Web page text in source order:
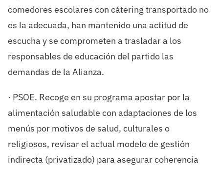
comedores escolares con cátering transportado no
es la adecuada, han mantenido una actitud de
escucha y se comprometen a trasladar a los
responsables de educación del partido las
demandas de la Alianza.
· PSOE. Recoge en su programa apostar por la
alimentación saludable con adaptaciones de los
menús por motivos de salud, culturales o
religiosos, revisar el actual modelo de gestión
indirecta (privatizado) para asegurar coherencia